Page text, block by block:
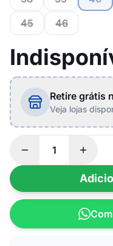
45
46
Retire grátis
Veja lojas